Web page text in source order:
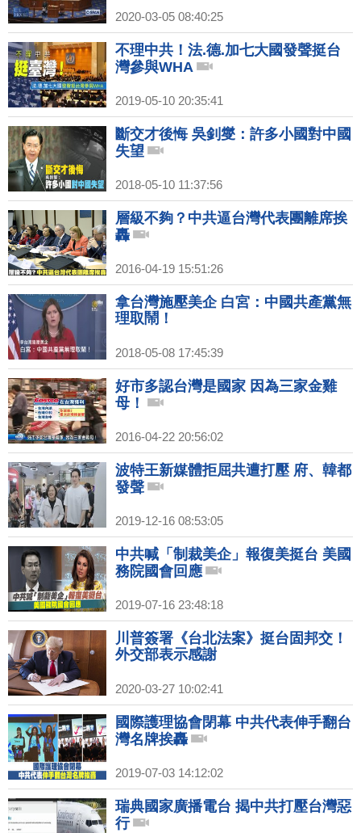
2020-03-05 08:40:25
不理中共！法.德.加七大國發聲挺台
灣參與WHA
2019-05-10 20:35:41
斷交才後悔 吳釗燮：許多小國對中國
失望
2018-05-10 11:37:56
層級不夠？中共逼台灣代表團離席挨
轟
2016-04-19 15:51:26
拿台灣施壓美企 白宮：中國共產黨無
理取鬧！
2018-05-08 17:45:39
好市多認台灣是國家 因為三家金雞
母！
2016-04-22 20:56:02
波特王新媒體拒屈共遭打壓 府、韓都
發聲
2019-12-16 08:53:05
中共喊「制裁美企」報復美挺台 美國
務院國會回應
2019-07-16 23:48:18
川普簽署《台北法案》挺台固邦交！
外交部表示感謝
2020-03-27 10:02:41
國際護理協會閉幕 中共代表伸手翻台
灣名牌挨轟
2019-07-03 14:12:02
瑞典國家廣播電台 揭中共打壓台灣惡
行